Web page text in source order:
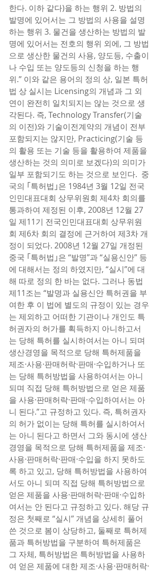
한다. 이하 같다)을 하는 행위 2. 방법의
발명에 있어서는 그 방법의 사용을 설명
하는 행위 3. 물건을 생산하는 방법의 발
명에 있어서는 전호의 행위 외에, 그 방법
으로 생산한 물건의 사용, 양도등, 수출이
나 수입 또는 양도등의 신청을 하는 행
위.” 이와 같은 용어의 정의 상, 일본 특허
법 상 실시는 Licensing의 개념과 그 외
연이 완전히 일치되지는 않는 것으로 생
각된다. 즉, Technology Transfer(기술
의 이전)와 기술이전계약의 개념이 전부
포함되지는 않지만, Practicing(기술 등
의 활용 또는 기술 등을 활용하여 제품을
생산하는 것의 의미로 보겠다)의 의미가
일부 포함되기도 하는 것으로 보인다.  중
국의 ｢특허법｣은 1984년 3월 12일 전국
인민대표대회 상무위원회 제4차 회의를
통과하여 제정된 이후, 2008년 12월 27
일 제11기 전국인민대표대회 상무위원
회 제6차 회의 결정에 근거하여 제3차 개
정이 되었다. 2008년 12월 27일 개정된
중국 ｢특허법｣은 “발명”과 “실용신안” 등
에 대해서는 정의 하였지만, “실시”에 대
해 따로 정의 한 바는 없다. 그러나 동법
제11조는 “발명과 실용신안 특허권을 부
여한 후 이 법에 별도의 규정이 있는 경우
는 제외하고 어떠한 기관이나 개인도 특
허권자의 허가를 획득하지 아니하고서
는 당해 특허를 실시하여서는 아니 되며
생산경영을 목적으로 당해 특허제품을
제조·사용·판매허락·판매·수입하거나 또
는 당해 특허방법을 사용하여서는 아니
되며 직접 당해 특허방법으로 얻은 제품
을 사용·판매허락·판매·수입하여서는 아
니 된다.”고 규정하고 있다. 즉, 특허권자
의 허가 없이는 당해 특허를 실시하여서
는 아니 된다고 하면서 그와 동시에 생산
경영을 목적으로 당해 특허제품을 제조·
사용·판매허락·판매·수입을 하지 못하도
록 하고 있고, 당해 특허방법을 사용하여
서도 아니 되며 직접 당해 특허방법으로
얻은 제품을 사용·판매허락·판매·수입하
여서는 안 된다고 규정하고 있다. 해당 규
정은 첫째로 “실시” 개념을 상세히 풀어
쓴 것으로 봄이 상당하고, 둘째로 특허제
품과 특허방법을 구분하여 특허제품은
그 자체, 특허방법은 특허방법을 사용하
여 얻은 제품에 대한 제조·사용·판매허락·